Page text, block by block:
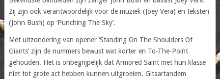
Zij zijn ook verantwoordelijk voor de muziek (Joey Vera) en teksten
(John Bush) op ‘Punching The Sky’.
Met uitzondering van opener ‘Standing On The Shoulders Of
Giants’ zijn de nummers bewust wat korter en To-The-Point
gehouden. Het is onbegrijpelijk dat Armored Saint met hun klasse
niet tot grote act hebben kunnen uitgroeien. Gitaartandem